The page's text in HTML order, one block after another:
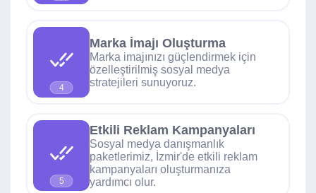
4
Marka İmajı Oluşturma
Marka imajınızı güçlendirmek için
özelleştirilmiş sosyal medya
stratejileri sunuyoruz.
5
Etkili Reklam Kampanyaları
Sosyal medya danışmanlık
paketlerimiz, İzmir'de etkili reklam
kampanyaları oluşturmanıza
yardımcı olur.